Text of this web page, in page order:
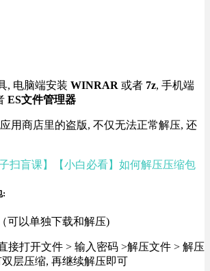
, 电脑端安装 WINRAR 或者 7z, 手机端
ES文件管理器
用商店里的盗版, 不仅无法正常解压, 还
子扫盲课】【小白必看】如何解压压缩包
:
可以单独下载和解压)
接打开文件 > 输入密码 >解压文件 > 解压
层压缩, 再继续解压即可